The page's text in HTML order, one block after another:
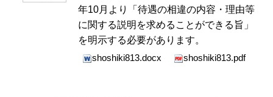
年10月より「待遇の相違の内容・理由等
に関する説明を求めることができる旨」
を明示する必要があります。
shoshiki813.docx
shoshiki813.pdf